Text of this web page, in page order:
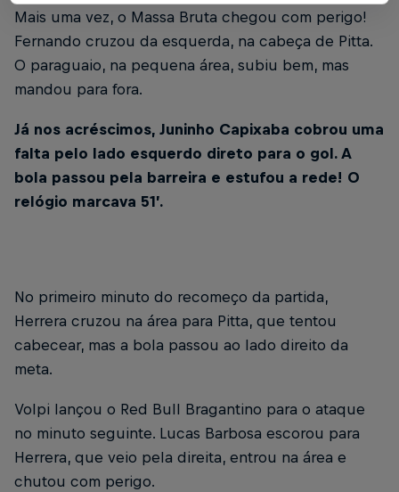
Mais uma vez, o Massa Bruta chegou com perigo!
Fernando cruzou da esquerda, na cabeça de Pitta.
O paraguaio, na pequena área, subiu bem, mas
mandou para fora.
Já nos acréscimos, Juninho Capixaba cobrou uma
falta pelo lado esquerdo direto para o gol. A
bola passou pela barreira e estufou a rede! O
relógio marcava 51’.
No primeiro minuto do recomeço da partida,
Herrera cruzou na área para Pitta, que tentou
cabecear, mas a bola passou ao lado direito da
meta.
Volpi lançou o Red Bull Bragantino para o ataque
no minuto seguinte. Lucas Barbosa escorou para
Herrera, que veio pela direita, entrou na área e
chutou com perigo.